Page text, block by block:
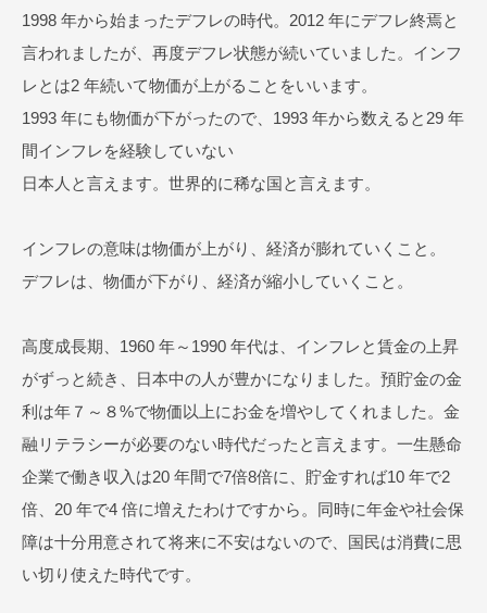
1998 年から始まったデフレの時代。2012 年にデフレ終焉と
言われましたが、再度デフレ状態が続いていました。インフ
レとは2 年続いて物価が上がることをいいます。
1993 年にも物価が下がったので、1993 年から数えると29 年
間インフレを経験していない
日本人と言えます。世界的に稀な国と言えます。
インフレの意味は物価が上がり、経済が膨れていくこと。
デフレは、物価が下がり、経済が縮小していくこと。
高度成長期、1960 年～1990 年代は、インフレと賃金の上昇
がずっと続き、日本中の人が豊かになりました。預貯金の金
利は年７～８%で物価以上にお金を増やしてくれました。金
融リテラシーが必要のない時代だったと言えます。一生懸命
企業で働き収入は20 年間で7倍8倍に、貯金すれば10 年で2
倍、20 年で4 倍に増えたわけですから。同時に年金や社会保
障は十分用意されて将来に不安はないので、国民は消費に思
い切り使えた時代です。